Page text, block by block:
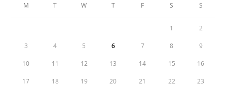
M T W T F S S
1 2
3 4 5 6 7 8 9
10 11 12 13 14 15 16
17 18 19 20 21 22 23